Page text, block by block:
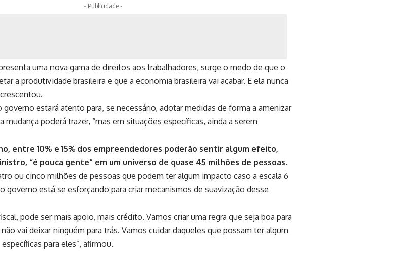
- Publicidade -
uma nova gama de direitos aos trabalhadores, surge o medo de que o
a produtividade brasileira e que a economia brasileira vai acabar. E ela nunca
governo estará atento para, se necessário, adotar medidas de forma a amenizar
mudança poderá trazer, “mas em situações específicas, ainda a serem
entre 10% e 15% dos empreendedores poderão sentir algum efeito,
“é pouca gente” em um universo de quase 45 milhões de pessoas.
ou cinco milhões de pessoas que podem ter algum impacto caso a escala 6
governo está se esforçando para criar mecanismos de suavização desse
pode ser mais apoio, mais crédito. Vamos criar uma regra que seja boa para
vai deixar ninguém para trás. Vamos cuidar daqueles que possam ter algum
para eles”, afirmou.